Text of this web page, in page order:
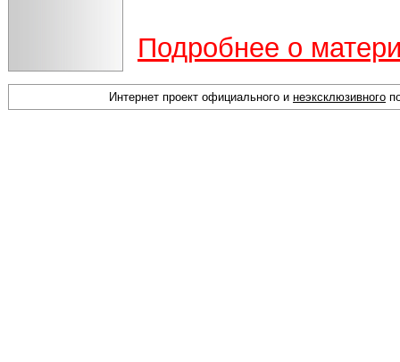
Подробнее о
Интернет проект официального и неэксклюзивного